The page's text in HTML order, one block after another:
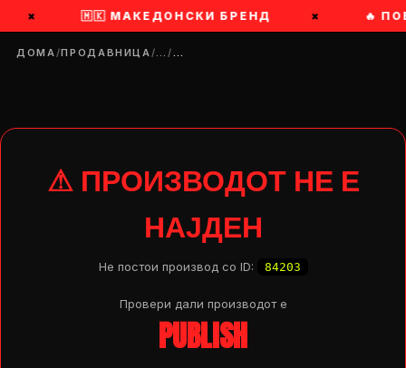
× 🇲🇰 МАКЕДОНСКИ БРЕНД × 🔥
ДОМА/ПРОДАВНИЦА/…/…
⚠ ПРОИЗВОДОТ НЕ Е
НАЈДЕН
Не постои производ со ID: 84203
Провери дали производот e
PUBLISH